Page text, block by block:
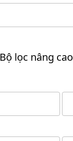
Bộ lọc nâng cao